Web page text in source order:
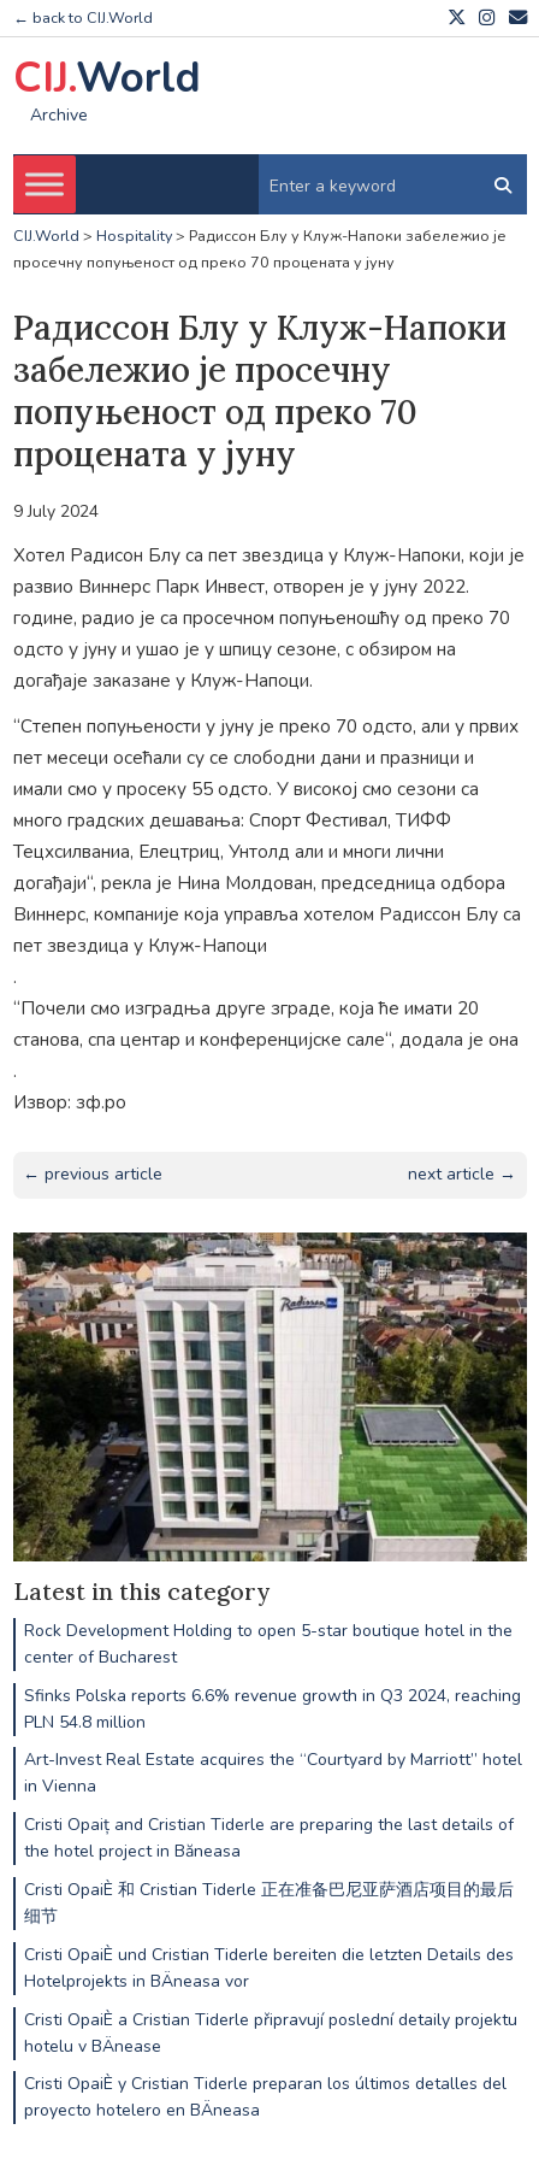
← back to CIJ.World
CIJ.World
Archive
CIJ.World > Hospitality> Радиссон Блу у Клуж-Напоки забележио је
просечну попуњеност од преко 70 процената у јуну
Радиссон Блу у Клуж-Напоки
забележио је просечну
попуњеност од преко 70
процената у јуну
9 July 2024
Хотел Радисон Блу са пет звездица у Клуж-Напоки, који је
развио Виннерс Парк Инвест, отворен је у јуну 2022.
године, радио је са просечном попуњеношћу од преко 70
одсто у јуну и ушао је у шпицу сезоне, с обзиром на
догађаје заказане у Клуж-Напоци.
“Степен попуњености у јуну је преко 70 одсто, али у првих
пет месеци осећали су се слободни дани и празници и
имали смо у просеку 55 одсто. У високој смо сезони са
много градских дешавања: Спорт Фестивал, ТИФФ
Тецхсилваниа, Елецтриц, Унтолд али и многи лични
догађаји“, рекла је Нина Молдован, председница одбора
Виннерс, компаније која управља хотелом Радиссон Блу са
пет звездица у Клуж-Напоци
.
“Почели смо изградња друге зграде, која ће имати 20
станова, спа центар и конференцијске сале“, додала је она
.
Извор: зф.ро
← previous article next article →
Latest in this category
Rock Development Holding to open 5-star boutique hotel in the
center of Bucharest
Sfinks Polska reports 6.6% revenue growth in Q3 2024, reaching
PLN 54.8 million
Art-Invest Real Estate acquires the “Courtyard by Marriott” hotel
in Vienna
Cristi Opaiț and Cristian Tiderle are preparing the last details of
the hotel project in Băneasa
Cristi OpaiÈ 和 Cristian Tiderle 正在准备巴尼亚萨酒店项目的最后
细节
Cristi OpaiÈ und Cristian Tiderle bereiten die letzten Details des
Hotelprojekts in BÄneasa vor
Cristi OpaiÈ a Cristian Tiderle připravují poslední detaily projektu
hotelu v BÄnease
Cristi OpaiÈ y Cristian Tiderle preparan los últimos detalles del
proyecto hotelero en BÄneasa